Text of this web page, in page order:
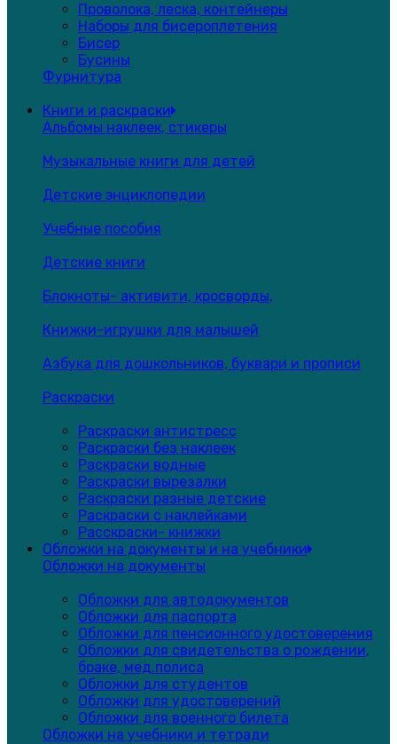
Проволока, леска, контейнеры
Наборы для бисероплетения
Бисер
Бусины
Фурнитура
Книги и раскраски
Альбомы наклеек, стикеры
Музыкальные книги для детей
Детские энциклопедии
Учебные пособия
Детские книги
Блокноты- активити, кросворды,
Книжки-игрушки для малышей
Азбука для дошкольников, буквари и прописи
Раскраски
Раскраски антистресс
Раскраски без наклеек
Раскраски водные
Раскраски вырезалки
Раскраски разные детские
Раскраски с наклейками
Расскраски- книжки
Обложки на документы и на учебники
Обложки на документы
Обложки для автодокументов
Обложки для паспорта
Обложки для пенсионного удостоверения
Обложки для свидетельства о рождении,
браке, мед.полиса
Обложки для студентов
Обложки для удостоверений
Обложки для военного билета
Обложки на учебники и тетради